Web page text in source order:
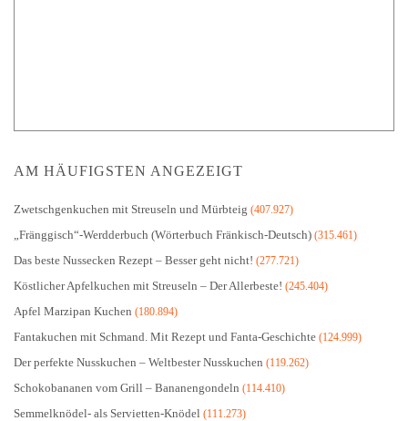
AM HÄUFIGSTEN ANGEZEIGT
Zwetschgenkuchen mit Streuseln und Mürbteig (407.927)
„Fränggisch“-Werdderbuch (Wörterbuch Fränkisch-Deutsch) (315.461)
Das beste Nussecken Rezept – Besser geht nicht! (277.721)
Köstlicher Apfelkuchen mit Streuseln – Der Allerbeste! (245.404)
Apfel Marzipan Kuchen (180.894)
Fantakuchen mit Schmand. Mit Rezept und Fanta-Geschichte (124.999)
Der perfekte Nusskuchen – Weltbester Nusskuchen (119.262)
Schokobananen vom Grill – Bananengondeln (114.410)
Semmelknödel- als Servietten-Knödel (111.273)